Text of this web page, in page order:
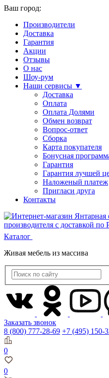
Ваш город:
Производители
Доставка
Гарантия
Акции
Отзывы
О нас
Шоу-рум
Наши сервисы ▼
Доставка
Оплата
Оплата Долями
Обмен возврат
Вопрос-ответ
Сборка
Карта покупателя
Бонусная
Гарантия
Гарантия лучшей
Наложеный платеж
Пригласи друга
Контакты
Каталог
Живая мебель из массива
Заказать звонок
8 (800) 777-28-69 +7 (495) 150-
0
0